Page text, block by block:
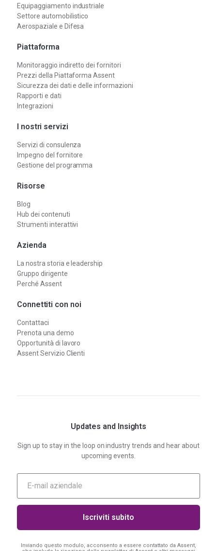
Equipaggiamento industriale
Settore automobilistico
Aerospaziale e Difesa
Piattaforma
Monitoraggio indiretto dei fornitori
Prezzi della Piattaforma Assent
Sicurezza dei dati e delle informazioni
Rapporti e dati
Integrazioni
I nostri servizi
Servizi di consulenza
Impegno del fornitore
Gestione del programma
Risorse
Blog
Hub dei contenuti
Strumenti interattivi
Azienda
La nostra storia e leadership
Gruppo dirigente
Perché Assent
Connettiti con noi
Contattaci
Prenota una demo
Opportunità di lavoro
Assent Servizio Clienti
Updates and Insights
Sign up to stay in the loop on industry trends and hear about
upcoming events.
Inviando questo modulo, acconsento a essere contattato da Assent,